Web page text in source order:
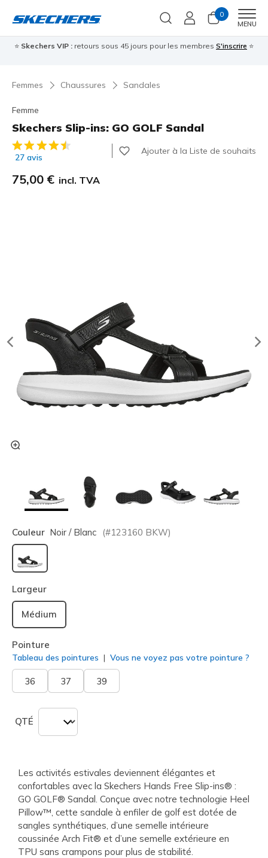
0
MENU
⭐ Skechers VIP : retours sous 45 jours pour les membres S'inscrire ⭐
Femmes Chaussures Sandales
Femme
Skechers Slip-ins: GO GOLF Sandal
Évaluation client 3,5 sur 5
27 avis
Ajouter à la Liste de souhaits
75,00 € incl. TVA
Couleur Noir / Blanc (#123160 BKW)
sélectionné
Largeur
Médium
Pointure
Tableau des pointures Vous ne voyez pas votre pointure ?
36 37 39
QTÉ
Les activités estivales deviennent élégantes et
confortables avec la Skechers Hands Free Slip-ins® :
GO GOLF® Sandal. Conçue avec notre technologie Heel
Pillow™, cette sandale à enfiler de golf est dotée de
sangles synthétiques, d’une semelle intérieure
coussinée Arch Fit® et d’une semelle extérieure en
TPU sans crampons pour plus de stabilité.